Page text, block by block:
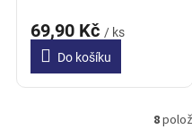
69,90 Kč / ks
Do košíku
8